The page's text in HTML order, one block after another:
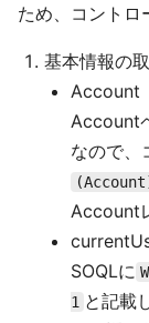
ため、コントロ
基本情報の
Account
Account
なので、
Account
SOQLに
1 と記載